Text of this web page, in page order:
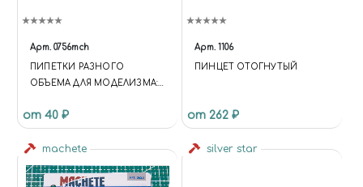
Арт. 0756mch
ПИПЕТКИ РАЗНОГО
ОБЪЕМА ДЛЯ МОДЕЛИЗМА:
от 40 ₽
Арт. 1106
ПИНЦЕТ ОТОГНУТЫЙ
от 262 ₽
machete silver star